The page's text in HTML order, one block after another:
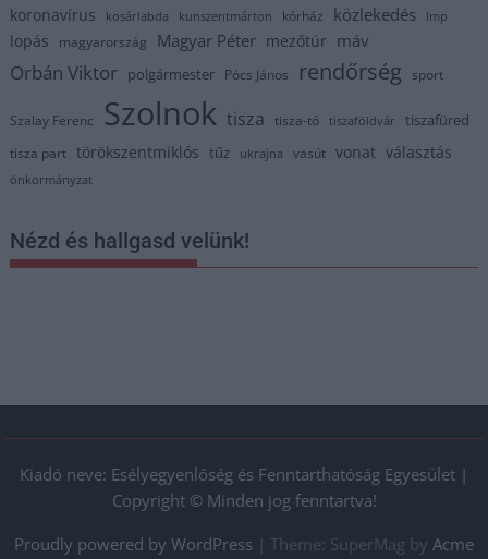
koronavírus kosárlabda kunszentmárton kórház közlekedés lmp
lopás magyarország Magyar Péter mezőtúr máv
Orbán Viktor polgármester Pócs János rendőrség sport
Szalay Ferenc Szolnok tisza tisza-tó tiszaföldvár tiszafüred
tisza part törökszentmiklós tűz ukrajna vasút vonat választás
önkormányzat
Nézd és hallgasd velünk!
Kiadó neve: Esélyegyenlőség és Fenntarthatóság Egyesület |
Copyright © Minden jog fenntartva!
Proudly powered by WordPress
Theme: SuperMag by Acme